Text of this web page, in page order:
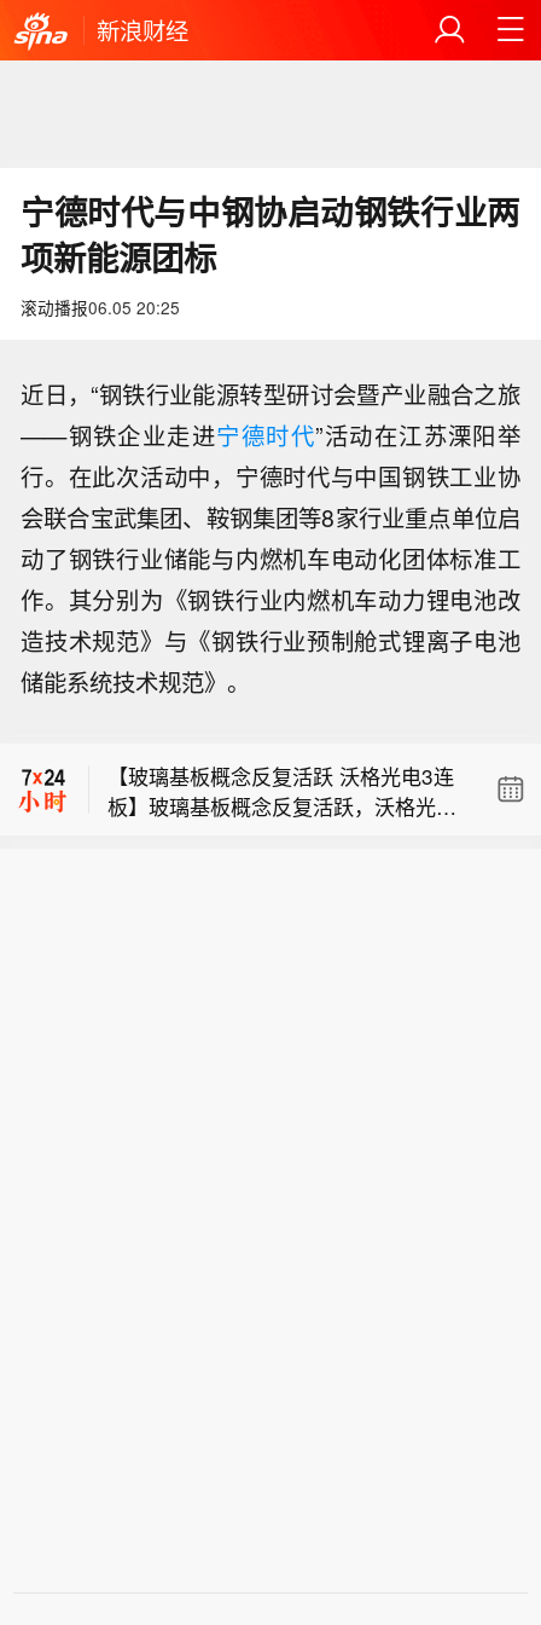
新浪财经
宁德时代与中钢协启动钢铁行业两
项新能源团标
滚动播报06.05 20:25
近日，“钢铁行业能源转型研讨会暨产业融合之旅
——钢铁企业走进宁德时代”活动在江苏溧阳举
行。在此次活动中，宁德时代与中国钢铁工业协
会联合宝武集团、鞍钢集团等8家行业重点单位启
动了钢铁行业储能与内燃机车电动化团体标准工
作。其分别为《钢铁行业内燃机车动力锂电池改
造技术规范》与《钢铁行业预制舱式锂离子电池
储能系统技术规范》。
【玻璃基板概念反复活跃 沃格光电3连
板】玻璃基板概念反复活跃，沃格光电
3连板，红星发展、凯盛科技、彩虹股
份、力诺药包跟涨。
【港股沪上阿姨涨超10%】港股沪上阿
姨涨超10%，成交额超9000万港元。
涨停，银河磁体涨超10%，中科磁业、
西磁科技、九菱科技、北方稀土、金力
【玻璃基板概念反复活跃 沃格光电3连
板】玻璃基板概念反复活跃，沃格光电